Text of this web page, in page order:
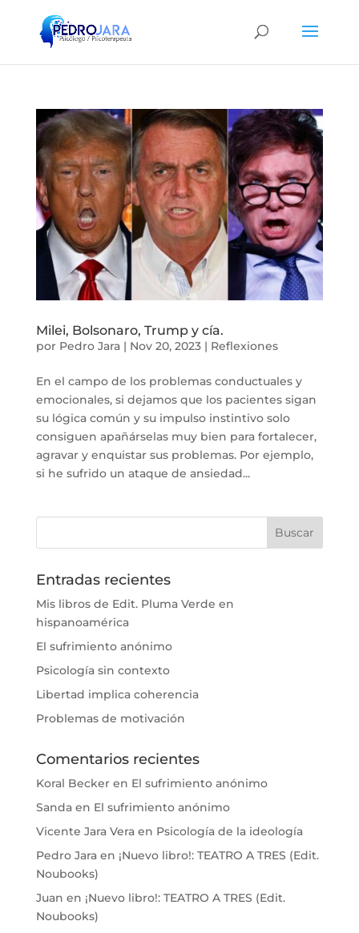
Milei, Bolsonaro, Trump y cía.
por Pedro Jara| Nov 20, 2023| Reflexiones
En el campo de los problemas conductuales y
emocionales, si dejamos que los pacientes sigan
su lógica común y su impulso instintivo solo
consiguen apañárselas muy bien para fortalecer,
agravar y enquistar sus problemas. Por ejemplo,
si he sufrido un ataque de ansiedad...
Entradas recientes
Mis libros de Edit. Pluma Verde en
hispanoamérica
El sufrimiento anónimo
Psicología sin contexto
Libertad implica coherencia
Problemas de motivación
Comentarios recientes
Koral Beckeren El sufrimiento anónimo
Sandaen El sufrimiento anónimo
Vicente Jara Veraen Psicología de la ideología
Pedro Jaraen ¡Nuevo libro!: TEATRO A TRES (Edit.
Noubooks)
Juan en ¡Nuevo libro!: TEATRO A TRES (Edit.
Noubooks)